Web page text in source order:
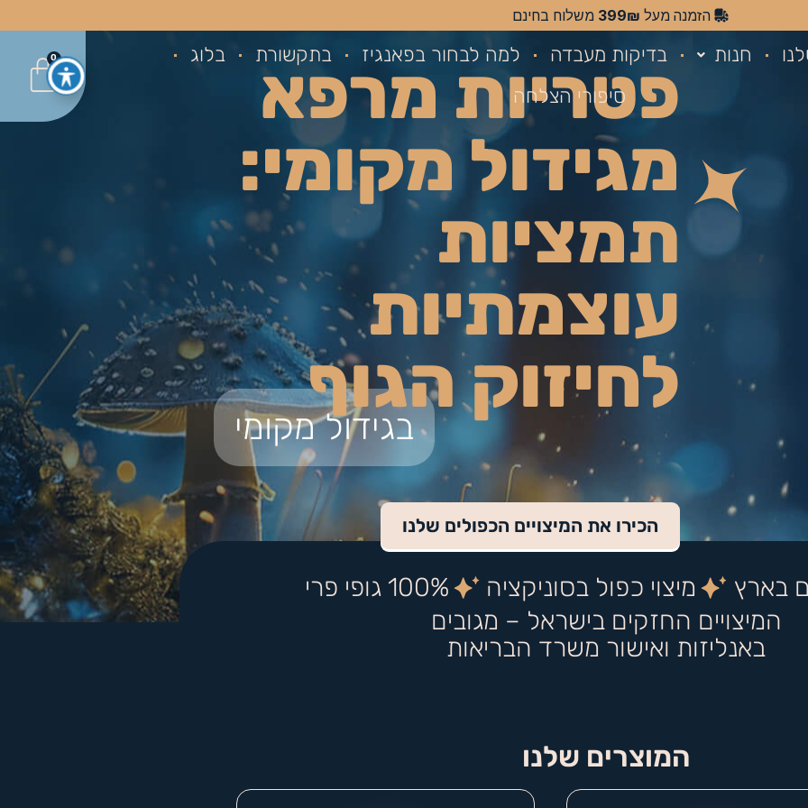
הזמנה מעל 399₪ משלוח בחינם
חנות בדיקות מעבדה למה לבחור בפאנגיז בתקשורת
בלוג
סיפורי הצלחה
0
פטריות מרפא
מגידול מקומי:
תמציות
עוצמתיות
לחיזוק הגוף
בגידול מקומי
הכירו את המיצויים הכפולים שלנו
בארץ מיצוי כפול בסוניקציה
100% גופי פרי
המיצויים החזקים בישראל – מגובים
באנליזות ואישור משרד הבריאות
המוצרים שלנו